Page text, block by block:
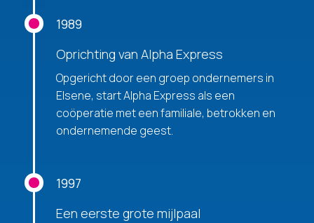
1989
Oprichting van Alpha Express
Opgericht door een groep ondernemers in
Elsene, start Alpha Express als een
coöperatie met een familiale, betrokken en
ondernemende geest.
1997
Een eerste grote mijlpaal